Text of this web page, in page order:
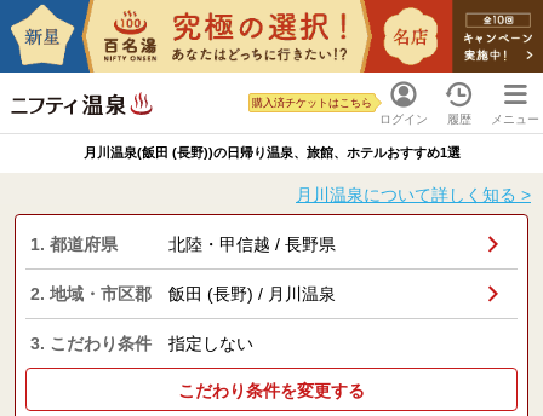
ログイン
購入済チケットはこちら
履歴 メニュー
月川温泉(飯田 (長野))の日帰り温泉、旅館、ホテルおすすめ1選
月川温泉について詳しく知る >
1. 都道府県 北陸・甲信越 / 長野県
2. 地域・市区郡 飯田 (長野) / 月川温泉
3. こだわり条件 指定しない
こだわり条件を変更する